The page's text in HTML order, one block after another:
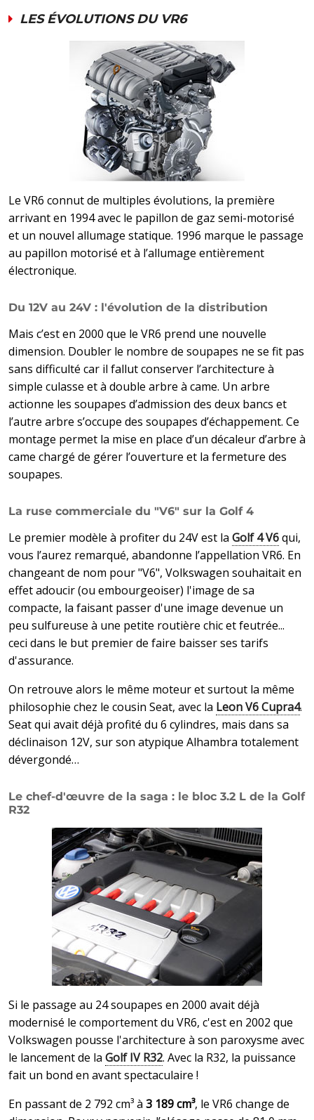
LES ÉVOLUTIONS DU VR6
Le VR6 connut de multiples évolutions, la première
arrivant en 1994 avec le papillon de gaz semi-motorisé
et un nouvel allumage statique. 1996 marque le passage
au papillon motorisé et à l’allumage entièrement
électronique.
Du 12V au 24V : l'évolution de la distribution
Mais c’est en 2000 que le VR6 prend une nouvelle
dimension. Doubler le nombre de soupapes ne se fit pas
sans difficulté car il fallut conserver l’architecture à
simple culasse et à double arbre à came. Un arbre
actionne les soupapes d’admission des deux bancs et
l’autre arbre s’occupe des soupapes d’échappement. Ce
montage permet la mise en place d’un décaleur d’arbre à
came chargé de gérer l’ouverture et la fermeture des
soupapes.
La ruse commerciale du "V6" sur la Golf 4
Le premier modèle à profiter du 24V est la Golf 4 V6qui,
vous l’aurez remarqué, abandonne l’appellation VR6. En
changeant de nom pour "V6", Volkswagen souhaitait en
effet adoucir (ou embourgeoiser) l'image de sa
compacte, la faisant passer d'une image devenue un
peu sulfureuse à une petite routière chic et feutrée...
ceci dans le but premier de faire baisser ses tarifs
d'assurance.
On retrouve alors le même moteur et surtout la même
philosophie chez le cousin Seat, avec la Leon V6 Cupra4.
Seat qui avait déjà profité du 6 cylindres, mais dans sa
déclinaison 12V, sur son atypique Alhambra totalement
dévergondé…
Le chef-d'œuvre de la saga : le bloc 3.2 L de la Golf
R32
Si le passage au 24 soupapes en 2000 avait déjà
modernisé le comportement du VR6, c'est en 2002 que
Volkswagen pousse l'architecture à son paroxysme avec
le lancement de la Golf IV R32. Avec la R32, la puissance
fait un bond en avant spectaculaire !
En passant de 2 792 cm³ à 3 189 cm³, le VR6 change de